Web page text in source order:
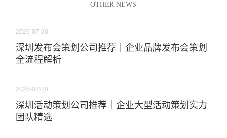
OTHER NEWS
2026-07-20
深圳发布会策划公司推荐｜企业品牌发布会策划
全流程解析
2026-07-20
深圳活动策划公司推荐｜企业大型活动策划实力
团队精选